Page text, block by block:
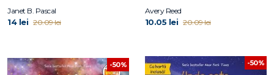
Janet B. Pascal
14 lei 20.09 lei
Avery Reed
10.05 lei 20.09 lei
-50% -50%